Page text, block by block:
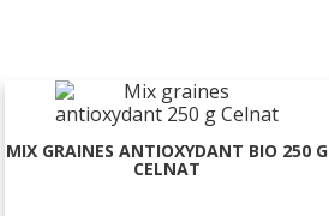
MIX GRAINES ANTIOXYDANT BIO 250 G
CELNAT